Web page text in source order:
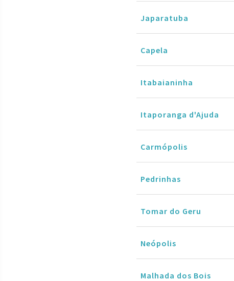
Japaratuba
Capela
Itabaianinha
Itaporanga d'Ajuda
Carmópolis
Pedrinhas
Tomar do Geru
Neópolis
Malhada dos Bois